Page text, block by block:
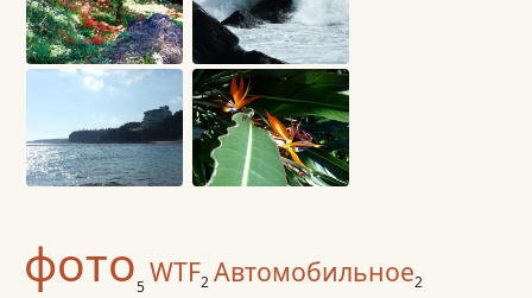
фото5 WTF2 Автомобильное2